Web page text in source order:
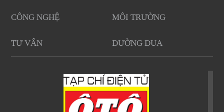
CÔNG NGHỆ MÔI TRƯỜNG
TƯ VẤN ĐƯỜNG ĐUA